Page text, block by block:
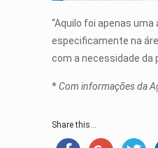
“Aquilo foi apenas
especificamente na
com a necessidade da
* Com informações da
Share this...